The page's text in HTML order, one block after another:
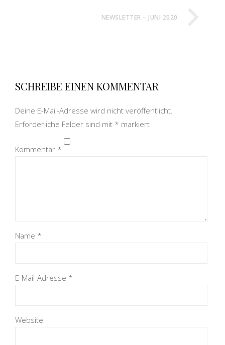
NEWSLETTER – JUNI 2020
SCHREIBE EINEN KOMMENTAR
Deine E-Mail-Adresse wird nicht veröffentlicht.
Erforderliche Felder sind mit * markiert
Kommentar *
Name *
E-Mail-Adresse *
Website